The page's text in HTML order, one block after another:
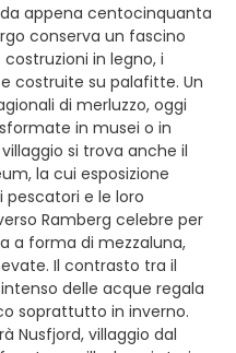
appena centocinquanta
conserva un fascino
in legno, i
costruite su palafitte. Un
di merluzzo, oggi
in musei o in
si trova anche il
la cui esposizione
e le loro
Ramberg celebre per
a forma di mezzaluna,
Il contrasto tra il
delle acque regala
soprattutto in inverno.
Nusfjord, villaggio dal